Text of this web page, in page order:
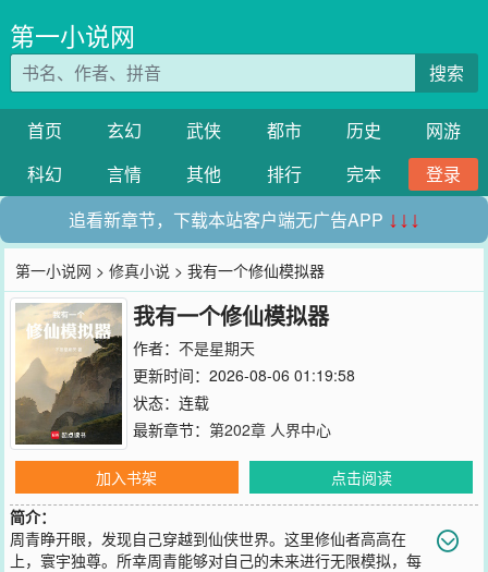
第一小说网
搜索
首页 玄幻 武侠 都市 历史
网游
科幻
言情 其他 排行 完本
登录
追看新章节，下载本站客户端无广告APP ↓↓↓
第一小说网 >修真小说 > 我有一个修仙模拟器
我有一个修仙模拟器
作者： 不是星期天
更新时间：2026-08-06 01:19:58
状态：连载
最新章节： 第202章 人界中心
加入书架
点击阅读
简介：
周青睁开眼，发现自己穿越到仙侠世界。这里修仙者高高在
上，寰宇独尊。所幸周青能够对自己的未来进行无限模拟，每